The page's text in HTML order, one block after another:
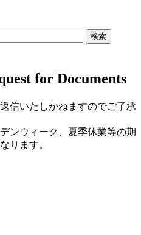
for Documents
信いたしかねますのでご了承
ンウィーク、夏季休業等の期
ります。